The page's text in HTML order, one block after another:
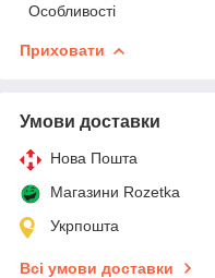
Особливості
Приховати
Умови доставки
Нова Пошта
Магазини Rozetka
Укрпошта
Всі умови доставки